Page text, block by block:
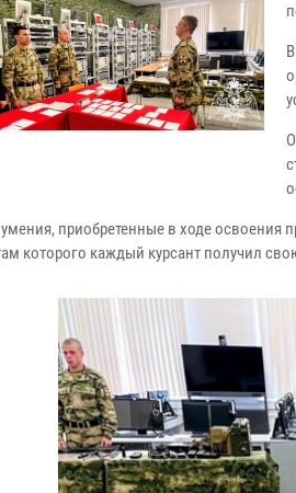
приобретенные в ходе освоения
которого каждый курсант получил